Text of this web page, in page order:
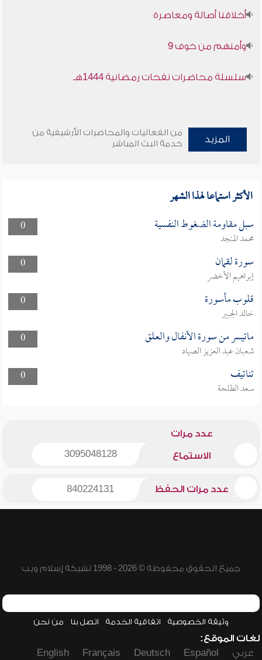
أخلاقنا أصالة ومعاصرة
وأمنهم من خوف 9
سلسلة محاضرات نفحات رمضانية 1444هـ
المزيد
من الفعاليات والمحاضرات الأرشيفية من
خدمة البث المباشر
الأكثر استماعا لهذا الشهر
0 سبل مقاومة الضغوط النفسية
محمد المنجد
0
سورة لقمان
إبراهيم الأخضر
0
قلوب مأسورة
خالد الجبير
0
ماتيسر من سورة الأنفال والعلق
شعبان عبد العزيز الصياد
0
تناتيف
سعد الطلحة
عدد مرات
الاستماع 3095048128
عدد مرات الحفظ 840224131
جميع الحقوق محفوظة © 2026 - 1998 لشبكة إسلام ويب
وثيقة الخصوصية اتفاقية الخدمة اتصل بنا من نحن
لغات الموقع:
عربي
Español
Deutsch
Français
English